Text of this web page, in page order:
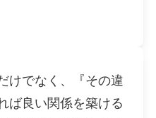
けでなく、『その違
ば良い関係を築ける